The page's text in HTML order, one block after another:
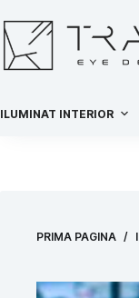
ILUMINAT INTERIOR
PRIMA PAGINA /